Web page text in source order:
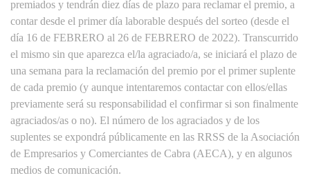
premiados y tendrán diez días de plazo para reclamar el premio, a
contar desde el primer día laborable después del sorteo (desde el
día 16 de FEBRERO al 26 de FEBRERO de 2022). Transcurrido
el mismo sin que aparezca el/la agraciado/a, se iniciará el plazo de
una semana para la reclamación del premio por el primer suplente
de cada premio (y aunque intentaremos contactar con ellos/ellas
previamente será su responsabilidad el confirmar si son finalmente
agraciados/as o no). El número de los agraciados y de los
suplentes se expondrá públicamente en las RRSS de la Asociación
de Empresarios y Comerciantes de Cabra (AECA), y en algunos
medios de comunicación.